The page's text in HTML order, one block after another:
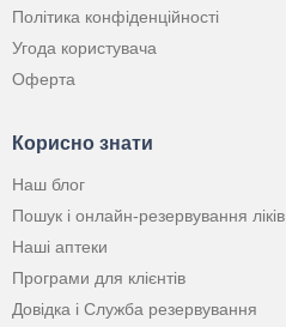
Політика конфіденційності
Угода користувача
Оферта
Корисно знати
Наш блог
Пошук і онлайн-резервування ліків
Наші аптеки
Програми для клієнтів
Довідка і Служба резервування